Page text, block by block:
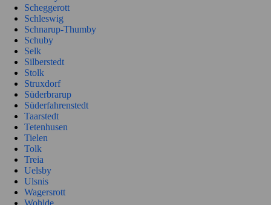
Scheggerott
Schleswig
Schnarup-Thumby
Schuby
Selk
Silberstedt
Stolk
Struxdorf
Süderbrarup
Süderfahrenstedt
Taarstedt
Tetenhusen
Tielen
Tolk
Treia
Uelsby
Ulsnis
Wagersrott
Wohlde